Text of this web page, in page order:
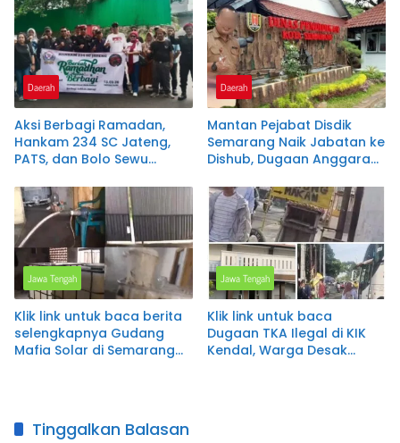
Daerah
Aksi Berbagi Ramadan,
Hankam 234 SC Jateng,
PATS, dan Bolo Sewu
Pengguna Jalan di
Semarang
Daerah
Mantan Pejabat Disdik
Semarang Naik Jabatan ke
Dishub, Dugaan Anggaran
Belum Tuntas
Jawa Tengah
Klik link untuk baca berita
selengkapnya Gudang
Mafia Solar di Semarang
Bersubsidi Ditemukan
Jawa Tengah
Klik link untuk baca
Dugaan TKA Ilegal di KIK
Kendal, Warga Desak
Tinggalkan Balasan